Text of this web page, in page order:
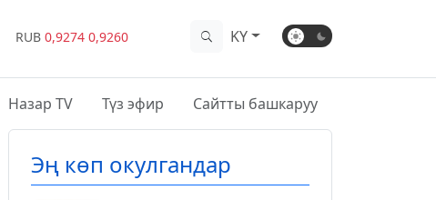
RUB 0,9274 0,9260 KY
Назар TV Түз эфир Сайтты башкаруу
Эң көп окулгандар